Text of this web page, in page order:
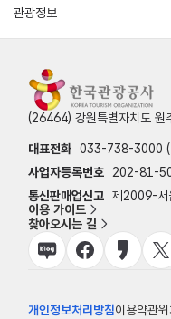
관광정보
(26464) 강원특별자치도 원
대표전화 033-738-3000 (
사업자등록번호
202-81-
통신판매업신고 제2009-서
이용 가이드
찾아오시는 길
개인정보처리방침이용약관